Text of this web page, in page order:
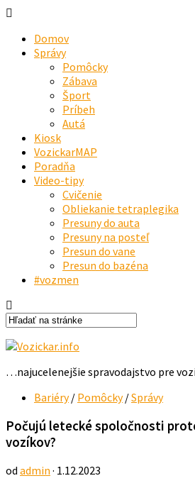
Domov
Správy
Pomôcky
Zábava
Šport
Príbeh
Autá
Kiosk
VozickarMAP
Poradňa
Video-tipy
Cvičenie
Obliekanie tetraplegika
Presuny do auta
Presuny na posteľ
Presun do vane
Presun do bazéna
#vozmen
…najucelenejšie spravodajstvo pre
Bariéry / Pomôcky /Správy
Počujú letecké spoločnosti
vozíkov?
od admin · 1.12.2023